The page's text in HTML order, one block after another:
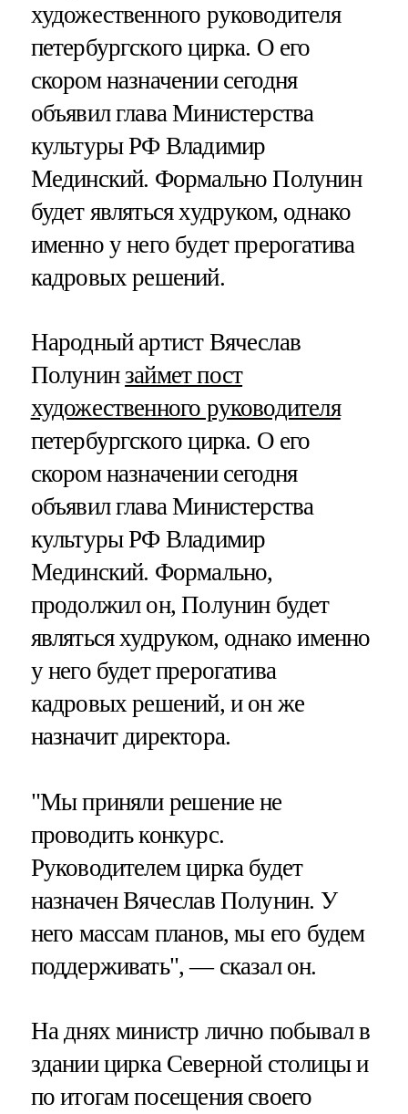
художественного руководителя
петербургского цирка. О его
скором назначении сегодня
объявил глава Министерства
культуры РФ Владимир
Мединский. Формально Полунин
будет являться худруком, однако
именно у него будет прерогатива
кадровых решений.
Народный артист Вячеслав
Полунинзаймет пост
художественного руководителя
петербургского цирка. О его
скором назначении сегодня
объявил глава Министерства
культуры РФ Владимир
Мединский. Формально,
продолжил он, Полунин будет
являться худруком, однако именно
у него будет прерогатива
кадровых решений, и он же
назначит директора.
"Мы приняли решение не
проводить конкурс.
Руководителем цирка будет
назначен Вячеслав Полунин. У
него массам планов, мы его будем
поддерживать", — сказал он.
На днях министр лично побывал в
здании цирка Северной столицы и
по итогам посещения своего